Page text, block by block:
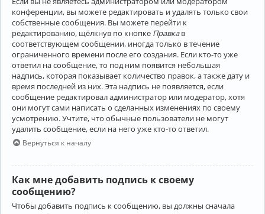
конференции, вы можете редактировать и удалять только свои
собственные сообщения. Вы можете перейти к
редактированию, щёлкнув по кнопке Правкав
соответствующем сообщении, иногда только в течение
ограниченного времени после его создания. Если кто-то уже
ответил на сообщение, то под ним появится небольшая
надпись, которая показывает количество правок, а также дату и
время последней из них. Эта надпись не появляется, если
сообщение редактировал администратор или модератор, хотя
они могут сами написать о сделанных изменениях по своему
усмотрению. Учтите, что обычные пользователи не могут
удалить сообщение, если на него уже кто-то ответил.
Вернуться к началу
Как мне добавить подпись к своему
сообщению?
Чтобы добавить подпись к сообщению, вы должны сначала